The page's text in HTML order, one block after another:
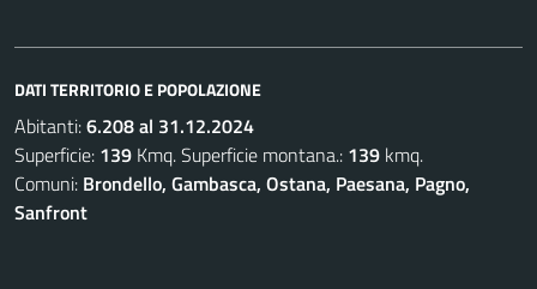
DATI TERRITORIO E POPOLAZIONE
Abitanti:6.208 al 31.12.2024
Superficie: 139 Kmq. Superficie montana.: 139 kmq.
Comuni: Brondello, Gambasca, Ostana, Paesana, Pagno,
Sanfront